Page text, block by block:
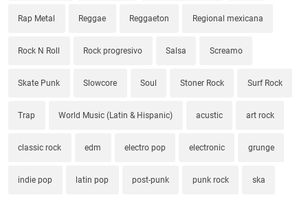
Rap Metal Reggae Reggaeton Regional mexicana
Rock N Roll Rock progresivo Salsa Screamo
Skate Punk Slowcore Soul Stoner Rock Surf Rock
Trap World Music (Latin & Hispanic) acustic art rock
classic rock edm electro pop electronic grunge
indie pop latin pop post-punk punk rock ska